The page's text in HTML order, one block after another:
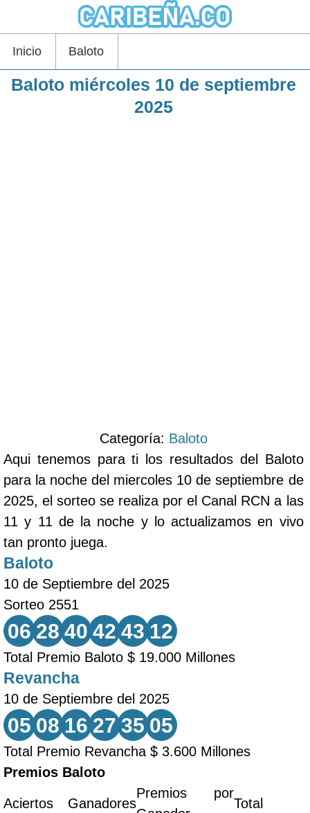
Inicio Baloto
Baloto miércoles 10 de septiembre
2025
Categoría: Baloto
Aqui tenemos para ti los resultados del Baloto
para la noche del miercoles 10 de septiembre de
2025, el sorteo se realiza por el Canal RCN a las
11 y 11 de la noche y lo actualizamos en vivo
tan pronto juega.
Baloto
10 de Septiembre del 2025
Sorteo 2551
06 28 40 42 43 12
Total Premio Baloto $ 19.000 Millones
Revancha
10 de Septiembre del 2025
05 08 16 27 35 05
Total Premio Revancha $ 3.600 Millones
Premios Baloto
Aciertos Ganadores
Premios por
Total